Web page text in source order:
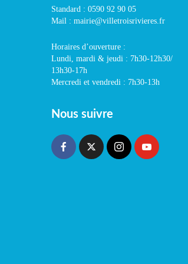
Standard : 0590 92 90 05
Mail : mairie@villetroisrivieres.fr
Horaires d’ouverture :
Lundi, mardi & jeudi : 7h30-12h30/
13h30-17h
Mercredi et vendredi : 7h30-13h
Nous suivre